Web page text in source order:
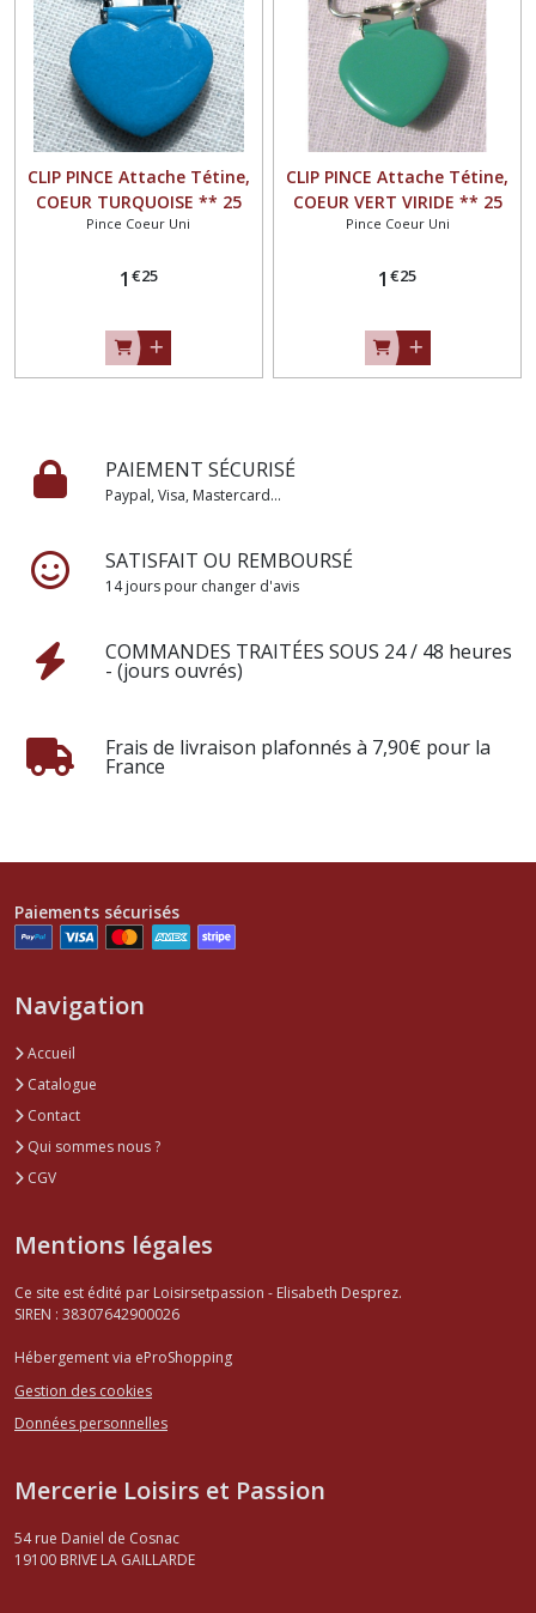
CLIP PINCE Attache Tétine,
COEUR TURQUOISE ** 25
mm ** Couleur uni
Pince Coeur Uni
1 €25
CLIP PINCE Attache Tétine,
COEUR VERT VIRIDE ** 25
mm ** Couleur uni
Pince Coeur Uni
1 €25
PAIEMENT SÉCURISÉ
Paypal, Visa, Mastercard...
SATISFAIT OU REMBOURSÉ
14 jours pour changer d'avis
COMMANDES TRAITÉES SOUS 24 / 48 heures
- (jours ouvrés)
Frais de livraison plafonnés à 7,90€ pour la
France
Paiements sécurisés
Navigation
Accueil
Catalogue
Contact
Qui sommes nous ?
CGV
Mentions légales
Ce site est édité par Loisirsetpassion - Elisabeth Desprez.
SIREN : 38307642900026
Hébergement via eProShopping
Gestion des cookies
Données personnelles
Mercerie Loisirs et Passion
54 rue Daniel de Cosnac
19100 BRIVE LA GAILLARDE